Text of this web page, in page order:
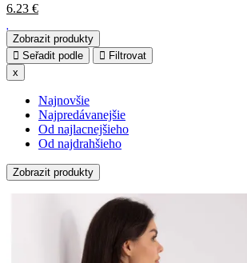
6.23 €
Zobrazit produkty
Seřadit podle
Filtrovat
x
Najnovšie
Najpredávanejšie
Od najlacnejšieho
Od najdrahšieho
Zobrazit produkty